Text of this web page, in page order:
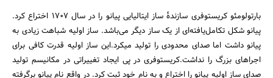
بارتولومئو کریستوفری سازندهٔ ساز ایتالیایی پیانو را در سال ۱۷۰۷ اختراع کرد.
پیانو شکل تکامل‌یافته‌ای از یک ساز دیگر می‌باشد. ساز اولیه شباهت زیادی به
پیانو داشت اما صدای محدودی را تولید میکرد.این ساز اولیه قدرت کافی برای
اجراهای بزرگ را نداشت.کریستوفری در پی ایجاد تغییراتی در مکانیسم تولید
صدای ساز اولیه پیانو را اختراع و به نام خود ثبت کرد. در واقع نام پیانو برگرفته